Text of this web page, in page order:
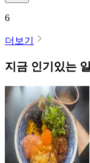
6
더보기
지금 인기있는